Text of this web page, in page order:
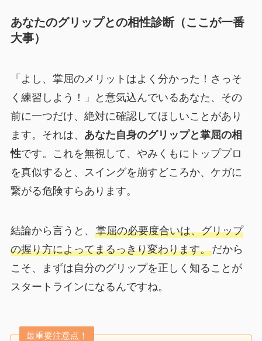
あなたのグリップとの相性診断（ここが一番
大事）
「よし、掌屈のメリットはよく分かった！さっそ
く練習しよう！」と意気込んでいるあなた、その
前に一つだけ、絶対に確認してほしいことがあり
ます。それは、 あなた自身のグリップと掌屈の相
性です。これを無視して、やみくもにトッププロ
を真似すると、スイングを崩すどころか、ケガに
繋がる危険すらあります。
結論から言うと、 掌屈の必要度合いは、グリップ
の握り方によってまるっきり変わります。だから
こそ、まずは自分のグリップを正しく知ることが
スタートラインになるんですね。
最重要注意点！